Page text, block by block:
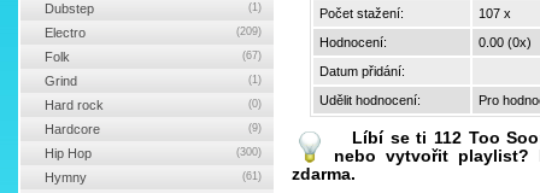
Počet stažení:
107 x
Hodnocení:
0.00 (0x)
Datum přidání:
Udělit hodnocení:
Pro
Líbí se ti112 Too
nebo vytvořit playlist?
zdarma.
Dubstep (1)
Electro (209)
Folk (67)
Grind (1)
Hard rock (0)
Hardcore (9)
Hip Hop (300)
Hymny (61)